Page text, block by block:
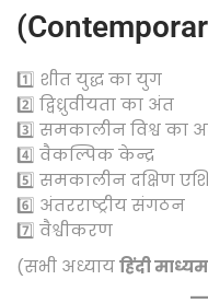
1️⃣ शीत युद्ध का युग
2️⃣ द्विध्रुवीयता का अंत
3️⃣ समकालीन विश्व का
4️⃣ वैकल्पिक केन्द्र
5️⃣ समकालीन दक्षिण
6️⃣ अंतरराष्ट्रीय संगठन
7️⃣ वैश्वीकरण
(सभी अध्यायहिंदी